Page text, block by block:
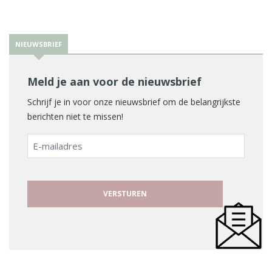
NIEUWSBRIEF
Meld je aan voor de nieuwsbrief
Schrijf je in voor onze nieuwsbrief om de belangrijkste
berichten niet te missen!
E-
mailadres